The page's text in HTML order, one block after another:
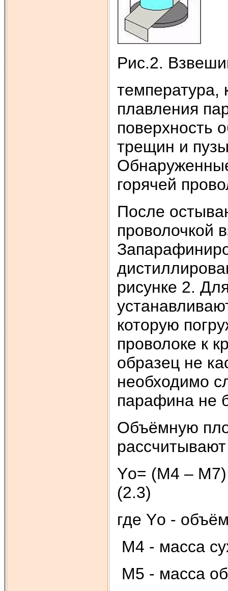
Рис.2.
температура,
плавления
поверхность
трещин и
горячей
После
проволочкой
рисунке 2.
которую
проволоке к
образец не
необходимо
парафина не
Объёмную
Yо= (М4 –
(2.3)
где Yо -
М4 - масса
М5 - масса